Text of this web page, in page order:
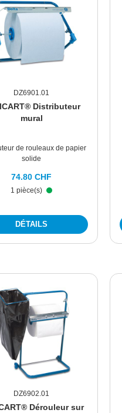
DZ6901.01
Distributeur
mural
de rouleaux de papier
solide
1 pièce(s)
74.80 CHF
DÉTAILS
DZ6902.01
Dérouleur sur